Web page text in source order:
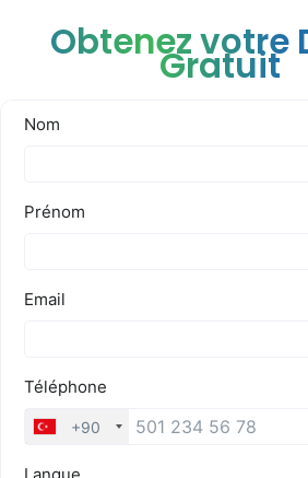
Obtenez votre
Gratuit